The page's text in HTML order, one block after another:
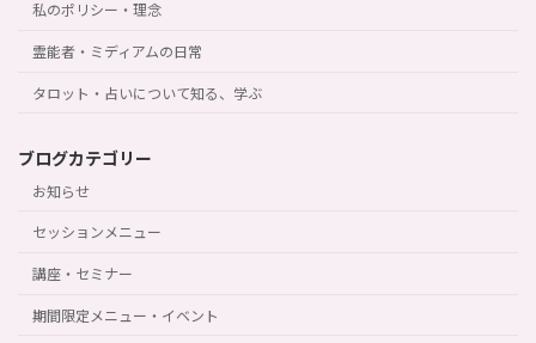
私のポリシー・理念
霊能者・ミディアムの日常
タロット・占いについて知る、学ぶ
ブログカテゴリー
お知らせ
セッションメニュー
講座・セミナー
期間限定メニュー・イベント